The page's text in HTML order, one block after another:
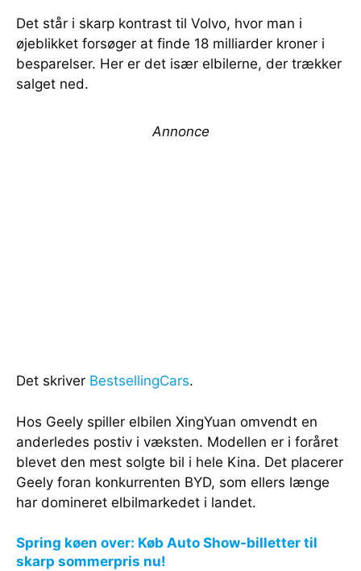
Det står i skarp kontrast til Volvo, hvor man i
øjeblikket forsøger at finde 18 milliarder kroner i
besparelser. Her er det især elbilerne, der trækker
salget ned.
Annonce
Det skriver BestsellingCars.
Hos Geely spiller elbilen XingYuan omvendt en
anderledes postiv i væksten. Modellen er i foråret
blevet den mest solgte bil i hele Kina. Det placerer
Geely foran konkurrenten BYD, som ellers længe
har domineret elbilmarkedet i landet.
Spring køen over: Køb Auto Show-billetter til
skarp sommerpris nu!